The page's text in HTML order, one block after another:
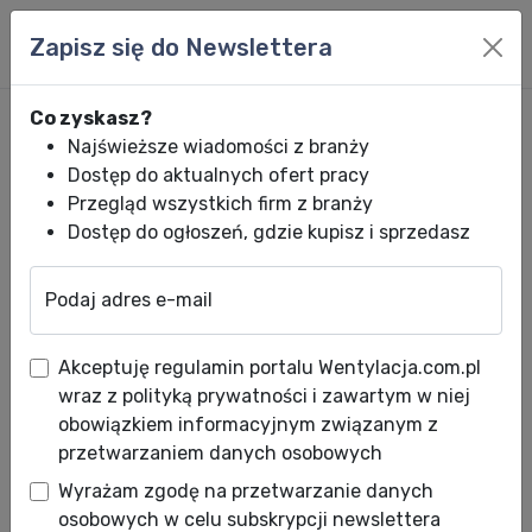
Filtry powietrza do wentylacji
– wszystko, co musisz
wiedzieć
Data publikacji: 20.07.2022
Zapisz się do Newslettera
Co zyskasz?
Najświeższe wiadomości z branży
Dostęp do aktualnych ofert pracy
Przegląd wszystkich firm z branży
Dostęp do ogłoszeń, gdzie kupisz i sprzedasz
Podaj adres e-mail
Akceptuję regulamin portalu Wentylacja.com.pl
wraz z polityką prywatności i zawartym w niej
obowiązkiem informacyjnym związanym z
przetwarzaniem danych osobowych
Wyrażam zgodę na przetwarzanie danych
osobowych w celu subskrypcji newslettera